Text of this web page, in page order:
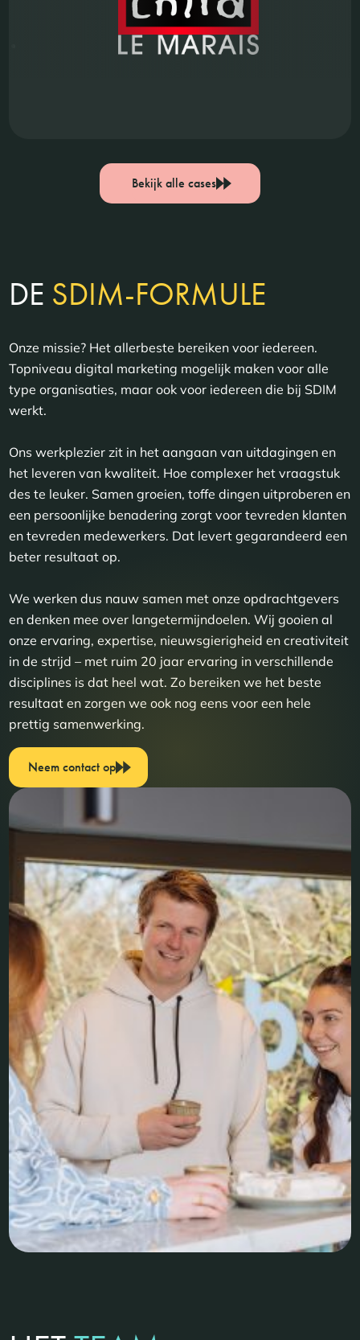
Bekijk alle cases
DE SDIM-FORMULE
Onze missie? Het allerbeste bereiken voor iedereen.
Topniveau digital marketing mogelijk maken voor alle
type organisaties, maar ook voor iedereen die bij SDIM
werkt.
Ons werkplezier zit in het aangaan van uitdagingen en
het leveren van kwaliteit. Hoe complexer het vraagstuk
des te leuker. Samen groeien, toffe dingen uitproberen en
een persoonlijke benadering zorgt voor tevreden klanten
en tevreden medewerkers. Dat levert gegarandeerd een
beter resultaat op.
We werken dus nauw samen met onze opdrachtgevers
en denken mee over langetermijndoelen. Wij gooien al
onze ervaring, expertise, nieuwsgierigheid en creativiteit
in de strijd – met ruim 20 jaar ervaring in verschillende
disciplines is dat heel wat. Zo bereiken we het beste
resultaat en zorgen we ook nog eens voor een hele
prettig samenwerking.
Neem contact op